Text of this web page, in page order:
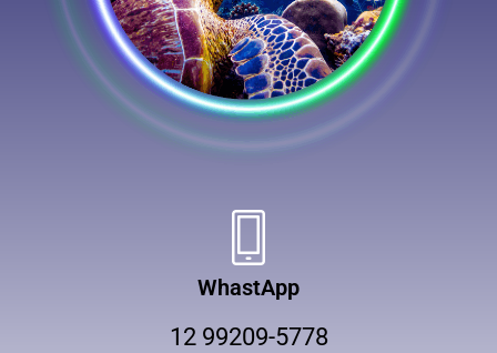
WhastApp
12 99209-5778